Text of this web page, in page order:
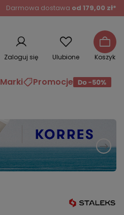
Darmowa dostawa od 179,00 zł*
Zaloguj się Ulubione Koszyk
Marki Promocje